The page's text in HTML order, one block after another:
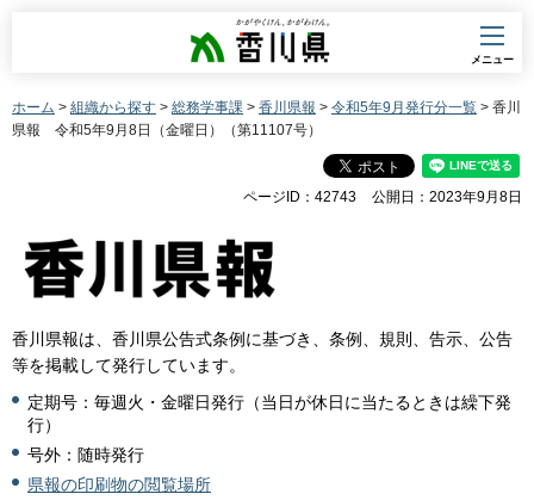
香川県
メニュー
ホーム > 組織から探す > 総務学事課 > 香川県報 > 令和5年9月発行分一覧 > 香川
県報 令和5年9月8日（金曜日）（第11107号）
ページID：42743 公開日：2023年9月8日
香川県報は、香川県公告式条例に基づき、条例、規則、告示、公告
等を掲載して発行しています。
定期号：毎週火・金曜日発行（当日が休日に当たるときは繰下発
行）
号外：随時発行
県報の印刷物の閲覧場所